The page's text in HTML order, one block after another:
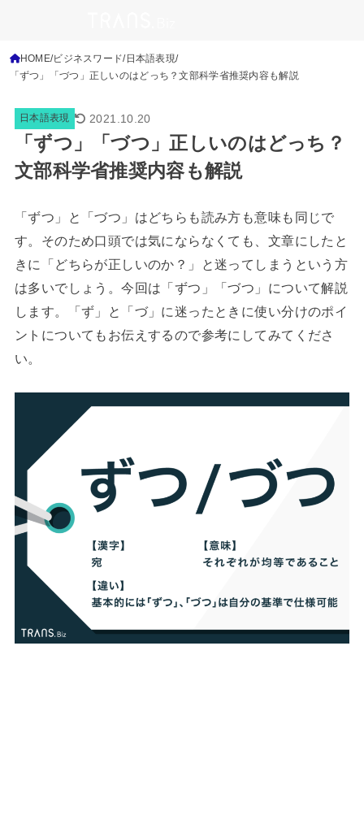
HOME ビジネスワード 日本語表現
「ずつ」「づつ」正しいのはどっち？文部科学省推奨内容も解説
日本語表現 2021.10.20
「ずつ」「づつ」正しいのはどっち？
文部科学省推奨内容も解説
「ずつ」と「づつ」はどちらも読み方も意味も同じで
す。そのため口頭では気にならなくても、文章にしたと
きに「どちらが正しいのか？」と迷ってしまうという方
は多いでしょう。今回は「ずつ」「づつ」について解説
します。「ず」と「づ」に迷ったときに使い分けのポイ
ントについてもお伝えするので参考にしてみてくださ
い。